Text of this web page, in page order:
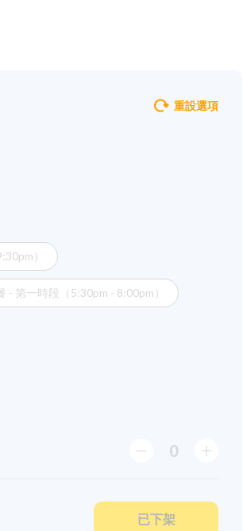
重設選項
）
- 第一時段（5:30pm - 8:00pm）
0
已下架